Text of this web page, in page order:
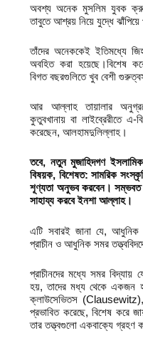
অবশ্য অনেক মুসলিম যুবক
তাবুতে আশ্রয় নিয়ে যুদ্ধে
তাঁদের অনেককেই ইতিমধ্যে
অবহিত করা হয়েছে।বিশেষ
বিগত বছরগুলিতে খুব বেশী
আর আল্লাহ তায়ালার
কুতুবখানায় বা লাইব্রেরীতে
করেছেন, আলহামদুলিল্লাহ।
তবে, নতুন মুজাহিদগণ
বিষয়ক, বিশেষত: সামরিক
শূণ্যতা অনুভব করবেন। সম্ভবত
সাহায্য করবে ইনশা আল্লাহ।
এটি সবারই জানা যে, আধুনিক
প্রাচীন ও আধুনিক সমর
প্রাচীনদের মধ্যে সমর বিদ্যায়
হয়, তাদের মধ্য থেকে একজন
ক্লাউসেভিতস (Clausewitz),
প্রভাবিত করেছে, বিশেষ করে
তার তত্ত্বগুলো একবাক্যে গ্রহণ